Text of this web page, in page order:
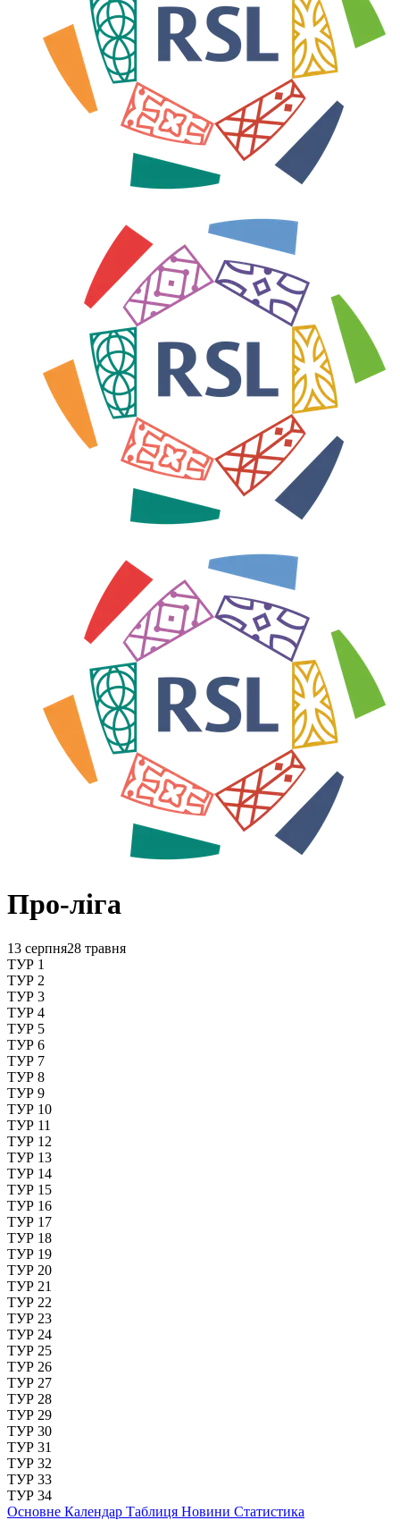
Про-ліга
13 серпня28 травня
ТУР 1
ТУР 2
ТУР 3
ТУР 4
ТУР 5
ТУР 6
ТУР 7
ТУР 8
ТУР 9
ТУР 10
ТУР 11
ТУР 12
ТУР 13
ТУР 14
ТУР 15
ТУР 16
ТУР 17
ТУР 18
ТУР 19
ТУР 20
ТУР 21
ТУР 22
ТУР 23
ТУР 24
ТУР 25
ТУР 26
ТУР 27
ТУР 28
ТУР 29
ТУР 30
ТУР 31
ТУР 32
ТУР 33
ТУР 34
Основне Календар Таблиця Новини Статистика